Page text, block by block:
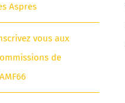
Aspres
vous aux
de